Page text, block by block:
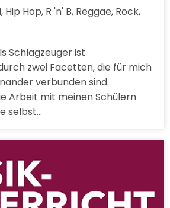
Hop, R 'n' B, Reggae, Rock,
Schlagzeuger ist
zwei Facetten, die für mich
verbunden sind.
Arbeit mit meinen Schülern
selbst…